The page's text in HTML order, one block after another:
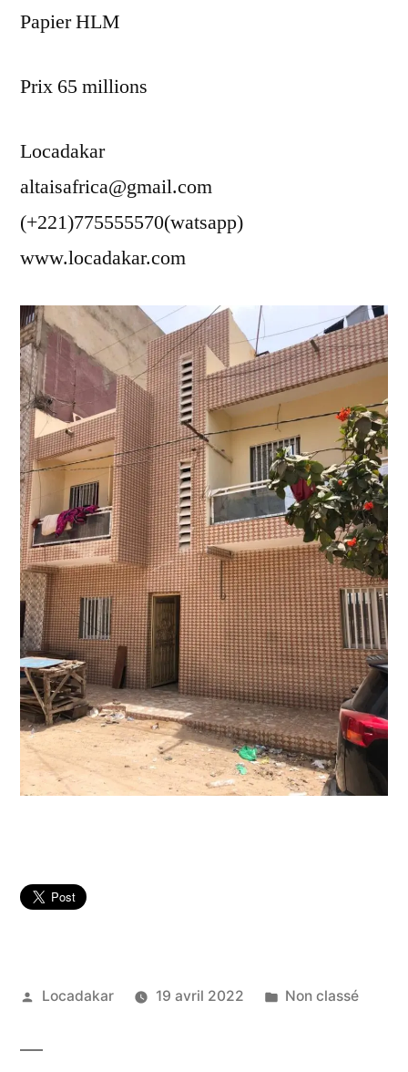
Papier HLM
Prix 65 millions
Locadakar
altaisafrica@gmail.com
(+221)775555570(watsapp)
www.locadakar.com
Publié
Locadakar 19 avril 2022
Publié
Non classé